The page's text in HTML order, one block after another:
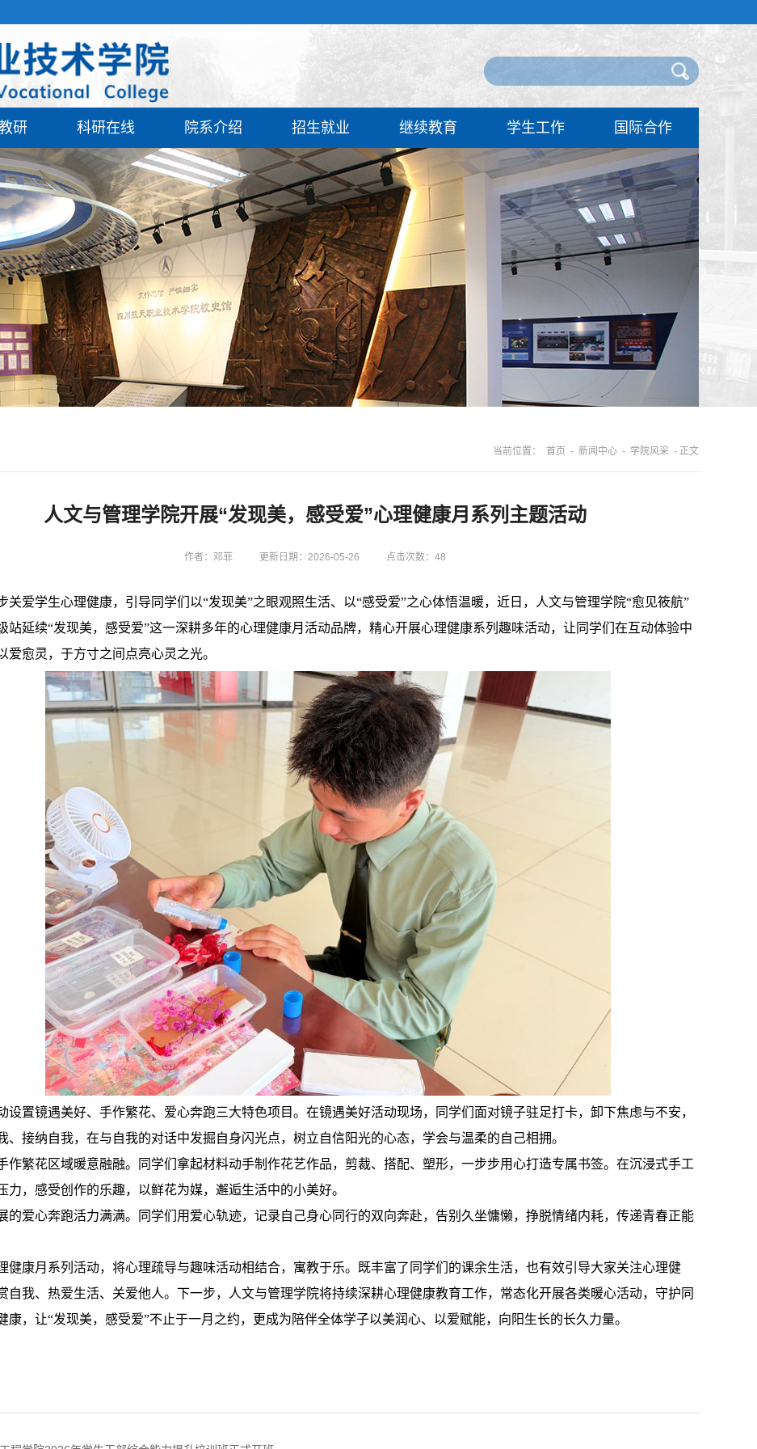
研 科研在线 院系介绍 招生就业 继续教育 学生工作 国际合作
当前位置： 首页 - 新闻中心 - 学院风采 - 正文
人文与管理学院开展“发现美，感受爱”心理健康月系列主题活动
作者：邓菲 更新日期：2026-05-26 点击次数： 48
关爱学生心理健康，引导同学们以“发现美”之眼观照生活、以“感受爱”之心体悟温暖，近日，人文与管理学院“愈见筱航”
站延续“发现美，感受爱”这一深耕多年的心理健康月活动品牌，精心开展心理健康系列趣味活动，让同学们在互动体验中
爱愈灵，于方寸之间点亮心灵之光。
设置镜遇美好、手作繁花、爱心奔跑三大特色项目。在镜遇美好活动现场，同学们面对镜子驻足打卡，卸下焦虑与不安，
、接纳自我，在与自我的对话中发掘自身闪光点，树立自信阳光的心态，学会与温柔的自己相拥。
作繁花区域暖意融融。同学们拿起材料动手制作花艺作品，剪裁、搭配、塑形，一步步用心打造专属书签。在沉浸式手工
力，感受创作的乐趣，以鲜花为媒，邂逅生活中的小美好。
的爱心奔跑活力满满。同学们用爱心轨迹，记录自己身心同行的双向奔赴，告别久坐慵懒，挣脱情绪内耗，传递青春正能
健康月系列活动，将心理疏导与趣味活动相结合，寓教于乐。既丰富了同学们的课余生活，也有效引导大家关注心理健
自我、热爱生活、关爱他人。下一步，人文与管理学院将持续深耕心理健康教育工作，常态化开展各类暖心活动，守护同
康，让“发现美，感受爱”不止于一月之约，更成为陪伴全体学子以美润心、以爱赋能，向阳生长的长久力量。